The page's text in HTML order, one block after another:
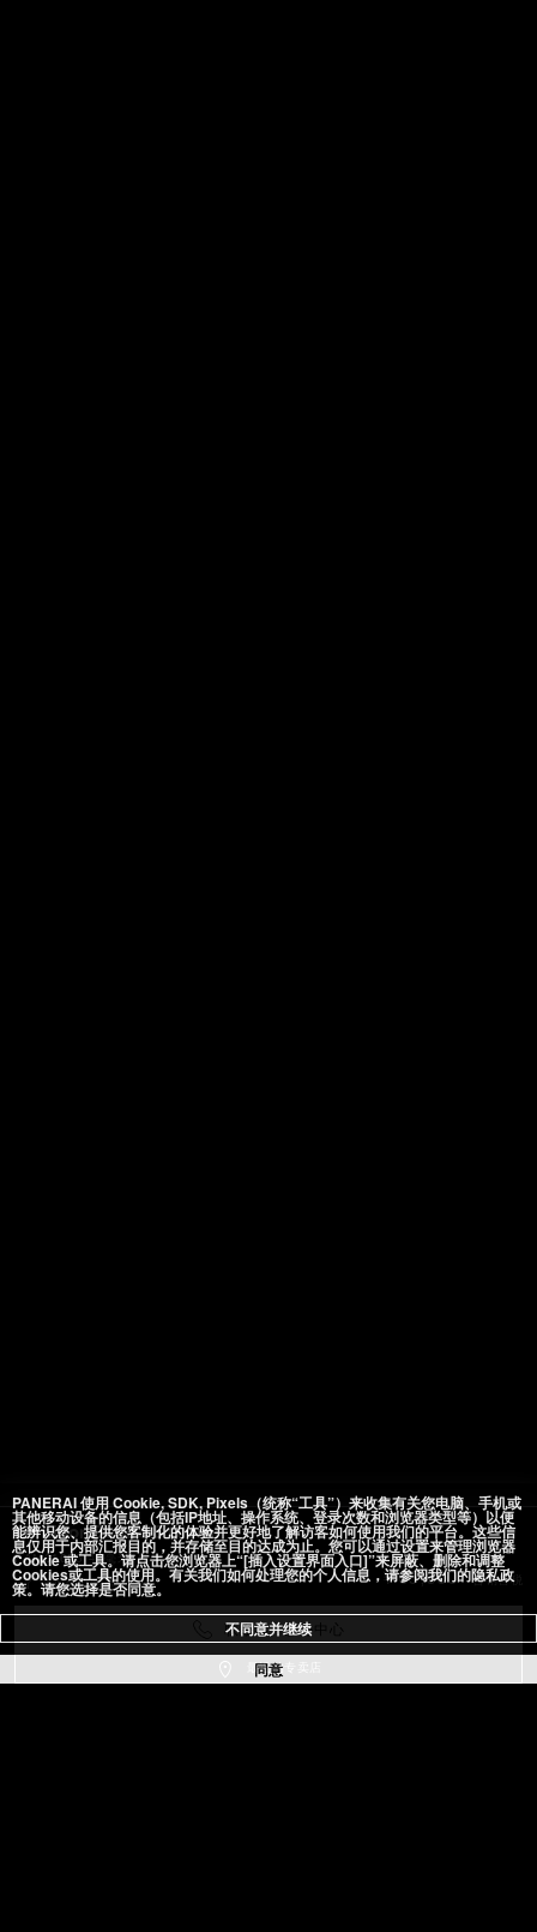
Luminor Destro 8 Giorni
44毫米, 精钢
PAM01655
添加至心愿单 ￥65,600 含销售税
联系客户服务中心
最近的专卖店
PANERAI 使用 Cookie, SDK, Pixels（统称“工具”）来收集有关您电脑、手机或
其他移动设备的信息（包括IP地址、操作系统、登录次数和浏览器类型等）以便
能辨识您、提供您客制化的体验并更好地了解访客如何使用我们的平台。这些信
息仅用于内部汇报目的，并存储至目的达成为止。您可以通过设置来管理浏览器
Cookie 或工具。请点击您浏览器上“[插入设置界面入口]”来屏蔽、删除和调整
Cookies或工具的使用。有关我们如何处理您的个人信息，请参阅我们的隐私政
策。请您选择是否同意。
不同意并继续
同意